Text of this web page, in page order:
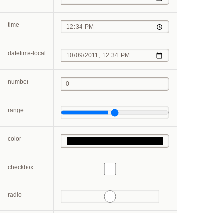
time
datetime-local
number
range
color
checkbox
radio